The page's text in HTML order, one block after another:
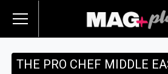
THE PRO CHEF MIDDLE